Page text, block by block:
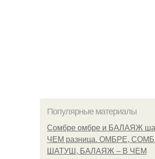
Популярные материалы
Сомбре омбре и БАЛАЯЖ
ЧЕМ разница. ОМБРЕ,
ШАТУШ, БАЛАЯЖ – В ЧЕМ